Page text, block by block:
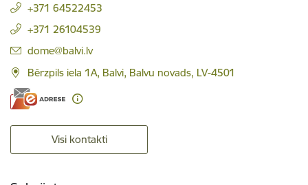
+371 64522453
+371 26104539
E-pasts:
dome@balvi.lv
Bērzpils iela 1A, Balvi, Balvu novads, LV-4501
Visi kontakti